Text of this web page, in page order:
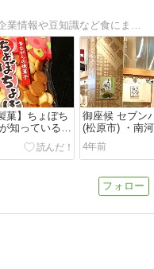
菓】ちょぼち
知っている？
焼菓子」
御座候 セブン
(松原市) ・南
有名「回転焼
4年前